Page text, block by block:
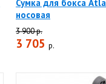
Сумка для бокса
носовая
3 900 р.
3 705 р.